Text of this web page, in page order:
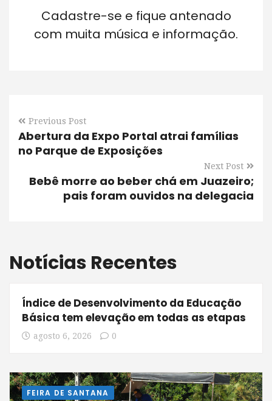
Cadastre-se e fique antenado
com muita música e informação.
Previous Post
Abertura da Expo Portal atrai famílias
no Parque de Exposições
Next Post
Bebê morre ao beber chá em Juazeiro;
pais foram ouvidos na delegacia
Notícias Recentes
Índice de Desenvolvimento da Educação
Básica tem elevação em todas as etapas
agosto 6, 2026 0
FEIRA DE SANTANA